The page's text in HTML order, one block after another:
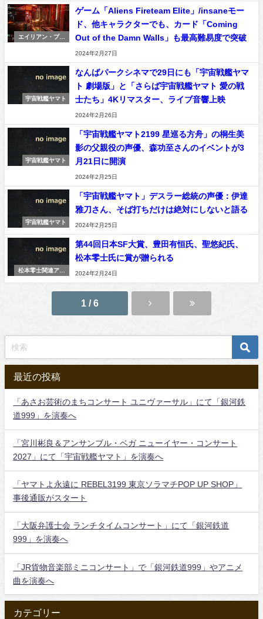
エイリアン・プレ
ゲーム「Aliens Fireteam Elite」/insaneモー
ド、他キャラクターでも、カード「Coming
Out of the Damn Walls」も最高難易度で突破
2024年2月27日
宇宙戦艦ヤマト
なんばパークシネマで29日にも「宇宙戦艦ヤマ
ト 劇場版」と「さらば宇宙戦艦ヤマト 愛の戦
士たち」4Kリマスター、ライブ音響上映
2024年2月26日
宇宙戦艦ヤマト
「宇宙戦艦ヤマト2199 星巡る方舟」の桐生美
影の父親役の声優、森功至さんのイベントが3
月21日に開演
2024年2月25日
宇宙戦艦ヤマト
「宇宙戦艦ヤマト」デスラー総統の声優：伊達
雅刀さん、そば打ちだけは絶対にしないと語る
2024年2月25日
松本零士関連アニ
第44回日本SF大賞、豊田有恒氏、聖悠紀氏、
松本零士氏に賞が贈られる
2024年2月24日
1 / 6
最近の投稿
「あさお芸術のまちコンサート ユニヴァーサル」にて「銀河鉄
道999」を演奏へ
「宮川彬良＆アンサンブル・ベガ ニューイヤー・コンサート
2027」にて「宇宙戦艦ヤマト」を演奏へ
「ヤマトよ永遠に REBEL3199 東京ソラマチPOP UP SHOP」
事後通販がスタート
「大阪弁護士会 ランチタイムコンサート」にて「銀河鉄道
999」を演奏へ
「JR貨物音楽部ミニコンサート」で「銀河鉄道999」やアニメ
曲を演奏へ
カテゴリー